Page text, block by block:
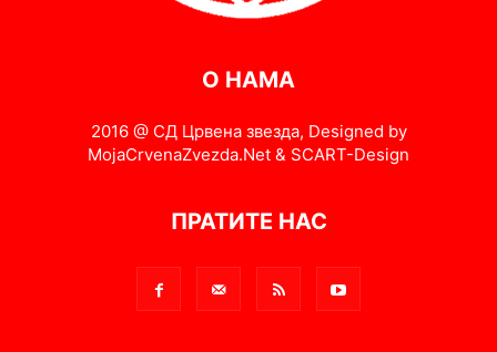
О НАМА
2016 @ СД Црвена звезда, Designed by
MojaCrvenaZvezda.Net & SCART-Design
ПРАТИТЕ НАС